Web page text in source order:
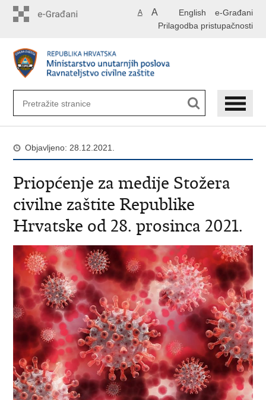
English e-Građani
A A
Prilagodba pristupačnosti
Objavljeno: 28.12.2021.
Priopćenje za medije Stožera
civilne zaštite Republike
Hrvatske od 28. prosinca 2021.